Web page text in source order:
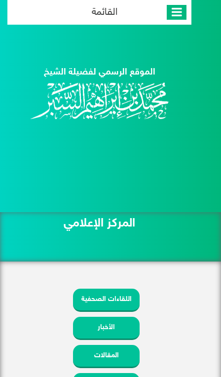
القائمة
الموقع الرسمي لفضيلة الشيخ
المركز الإعلامي
اللقاءات الصحفية
الأخبار
المقالات